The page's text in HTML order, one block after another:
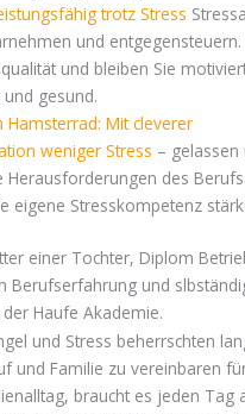
trotz Stress
und entgegensteuern.
und bleiben Sie
gesund.
Hamsterrad: Mit cleverer
weniger Stress – gelassen
Herausforderungen des
eigene Stresskompetenz
einer Tochter, Diplom
Berufserfahrung und
Haufe Akademie.
und Stress beherrschten
und Familie zu vereinbaren
braucht es jeden Tag